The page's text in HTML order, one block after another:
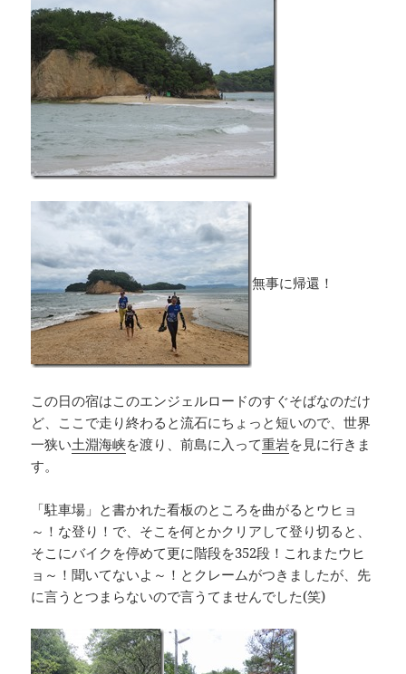
無事に帰還！
この日の宿はこのエンジェルロードのすぐそばなのだけ
ど、ここで走り終わると流石にちょっと短いので、世界
一狭い土淵海峡を渡り、前島に入って重岩を見に行きま
す。
「駐車場」と書かれた看板のところを曲がるとウヒョ
～！な登り！で、そこを何とかクリアして登り切ると、
そこにバイクを停めて更に階段を352段！これまたウヒ
ョ～！聞いてないよ～！とクレームがつきましたが、先
に言うとつまらないので言うてませんでした(笑)